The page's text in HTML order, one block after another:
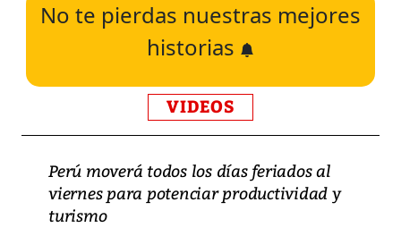
No te pierdas nuestras mejores
historias
VIDEOS
Perú moverá todos los días feriados al
viernes para potenciar productividad y
turismo